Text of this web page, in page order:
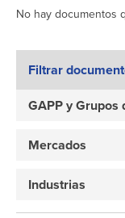
Filtrar
GAPP y Grupos
Mercados
Industrias
No hay documentos